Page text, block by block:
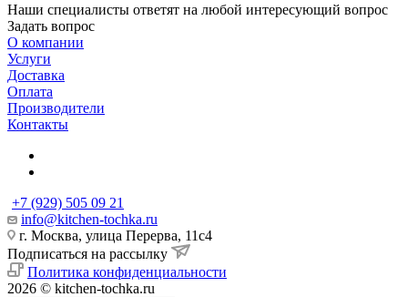
Наши специалисты ответят на любой интересующий вопрос
Задать вопрос
О компании
Услуги
Доставка
Оплата
Производители
Контакты
+7 (929) 505 09 21
info@kitchen-tochka.ru
г. Москва, улица Перерва, 11с4
Подписаться на рассылку
Политика конфиденциальности
2026 © kitchen-tochka.ru